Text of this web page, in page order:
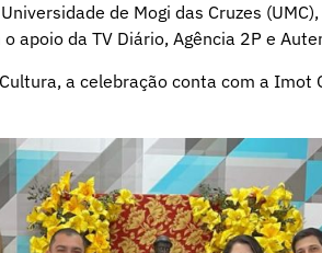
de Mogi das Cruzes
apoio da TV Diário, Agência 2P e
a celebração conta com a Imot